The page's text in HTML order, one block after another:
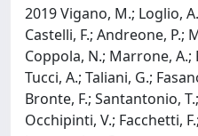
2019 Vigano, M.; Loglio,
Castelli, F.; Andreone, P.;
Coppola, N.; Marrone, A.;
Tucci, A.; Taliani, G.;
Bronte, F.; Santantonio,
Occhipinti, V.; Facchetti,